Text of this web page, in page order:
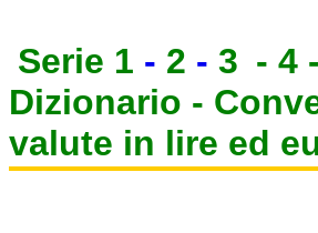
Serie 1 - 2 - 3 - 4 -
Dizionario -
valute in lire ed